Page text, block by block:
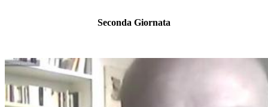
Seconda Giornata